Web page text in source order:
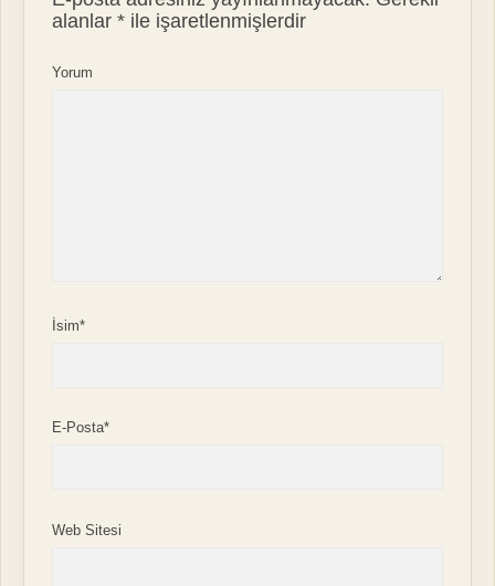
alanlar* ile işaretlenmişlerdir
Yorum
İsim*
E-Posta*
Web Sitesi